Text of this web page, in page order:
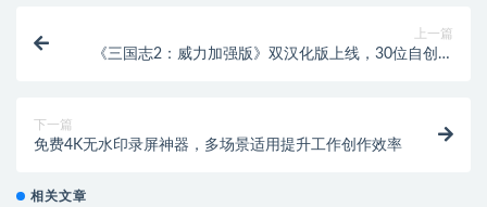
上一篇
《三国志2：威力加强版》双汉化版上线，30位自创武
下一篇
免费4K无水印录屏神器，多场景适用提升工作创作效率
相关文章